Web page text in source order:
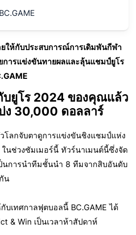
ยให้กับประสบการณ์การเดิมพันกีฬา
ารแข่งขันทายผลและลุ้นแชมป์ยูโร
บยูโร 2024 ของคุณแล้ว
ง 30,000 ดอลลาร์
ลกจับตาดูการแข่งขันชิงแชมป์แห่ง
นช่วงซัมเมอร์นี้ ทัวร์นาเมนต์นี้ซึ่งจัด
นการนำทีมชั้นนำ 8 ทีมจากสิบอันดับ
น
บเทศกาลฟุตบอลนี้ BC.GAME ได้
& Win เป็นเวลาห้าสัปดาห์